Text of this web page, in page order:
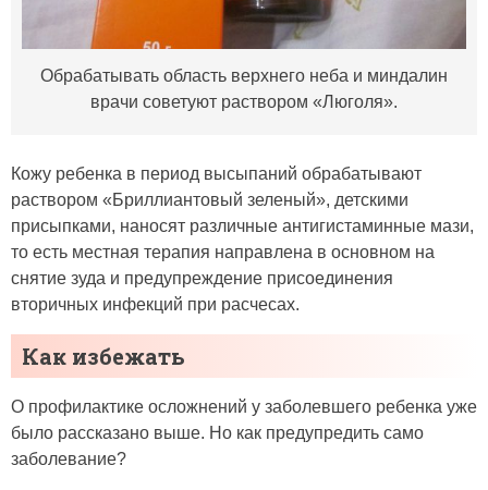
Обрабатывать область верхнего неба и миндалин
врачи советуют раствором «Люголя».
Кожу ребенка в период высыпаний обрабатывают
раствором «Бриллиантовый зеленый», детскими
присыпками, наносят различные антигистаминные мази,
то есть местная терапия направлена в основном на
снятие зуда и предупреждение присоединения
вторичных инфекций при расчесах.
Как избежать
О профилактике осложнений у заболевшего ребенка уже
было рассказано выше. Но как предупредить само
заболевание?